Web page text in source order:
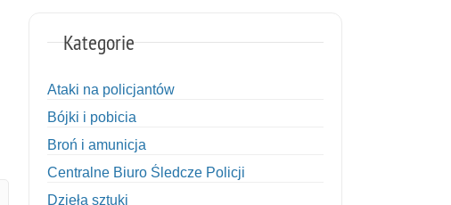
Kategorie
Ataki na policjantów
Bójki i pobicia
Broń i amunicja
Centralne Biuro Śledcze Policji
Dzieła sztuki